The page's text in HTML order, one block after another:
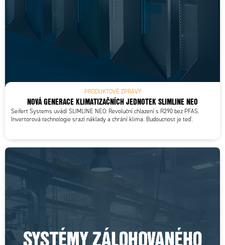
PRODUKTOVÉ ZPRÁVY
NOVÁ GENERACE KLIMATIZAČNÍCH JEDNOTEK SLIMLINE NEO
Seifert Systems uvádí SLIMLINE NEO: Revoluční chlazení s R290 bez PFAS.
Invertorová technologie srazí náklady a chrání klima. Budoucnost je teď.